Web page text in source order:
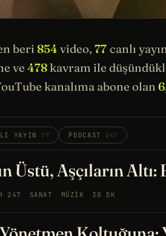
beri 854 video,77 canlı
ve 478 kavram ile
kanalıma abone olan
YAYIN 77 PODCAST 247
Üstü, Aşçıların Altı:
247 SANAT MÜZIK 30 DK